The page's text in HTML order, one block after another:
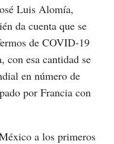
Luis Alomía,
da cuenta que se
de COVID-19
con esa cantidad se
en número de
por Francia con
a los primeros